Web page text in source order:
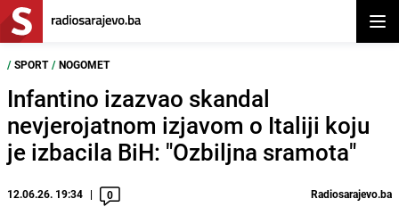
/ SPORT / NOGOMET
Infantino izazvao skandal
nevjerojatnom izjavom o Italiji koju
je izbacila BiH: "Ozbiljna sramota"
12.06.26. 19:34 0 Radiosarajevo.ba